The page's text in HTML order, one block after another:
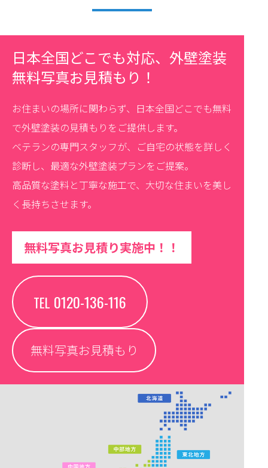
日本全国どこでも対応、外壁塗装
無料写真お見積もり！
お住まいの場所に関わらず、日本全国どこでも無料
で外壁塗装の見積もりをご提供します。
ベテランの専門スタッフが、ご自宅の状態を詳しく
診断し、最適な外壁塗装プランをご提案。
高品質な塗料と丁寧な施工で、大切な住まいを美し
く長持ちさせます。
無料写真お見積り実施中！！
TEL 0120-136-116
無料写真お見積もり